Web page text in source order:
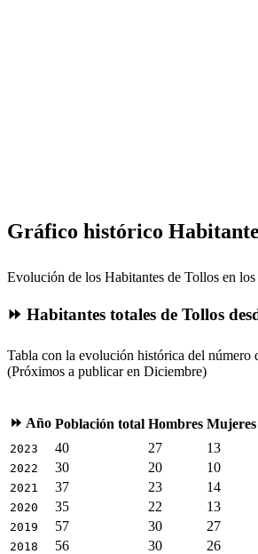
Gráfico histórico
Evolución de los Habitantes de Tollos en
⏩ Habitantes totales de Tollos
Tabla con la evolución histórica del número
(Próximos a publicar en Diciembre)
⏩ Año Población total Hombres Mujeres
2023 40 27 13
2022 30 20 10
2021 37 23 14
2020 35 22 13
2019 57 30 27
2018 56 30 26